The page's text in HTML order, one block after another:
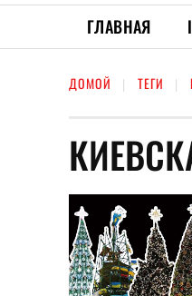
ГЛАВНАЯ
ДОМОЙ ТЕГИ